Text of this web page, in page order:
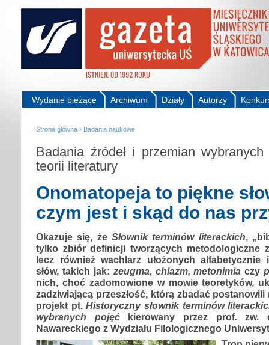
Autorzy
Działy
Archiwum
Wydanie bieżące
Strona główna › Badania naukowe
Badania źródeł i przemian
teorii literatury
Onomatopeja to piękne
czym jest i skąd do nas
Okazuje się, że Słownik terminów literackich ,
tylko zbiór definicji tworzących metodologiczne
lecz również wachlarz ułożonych
słów, takich jak: zeugma, chiazm, metonimiaczy
nich, choć zadomowione w mowie teoretyków,
zadziwiającą przeszłość, którą zbadać
projekt pt.Historyczny słownik terminów
wybranych pojęć kierowany przez prof. zw.
Nawareckiego z Wydziału Filologicznego